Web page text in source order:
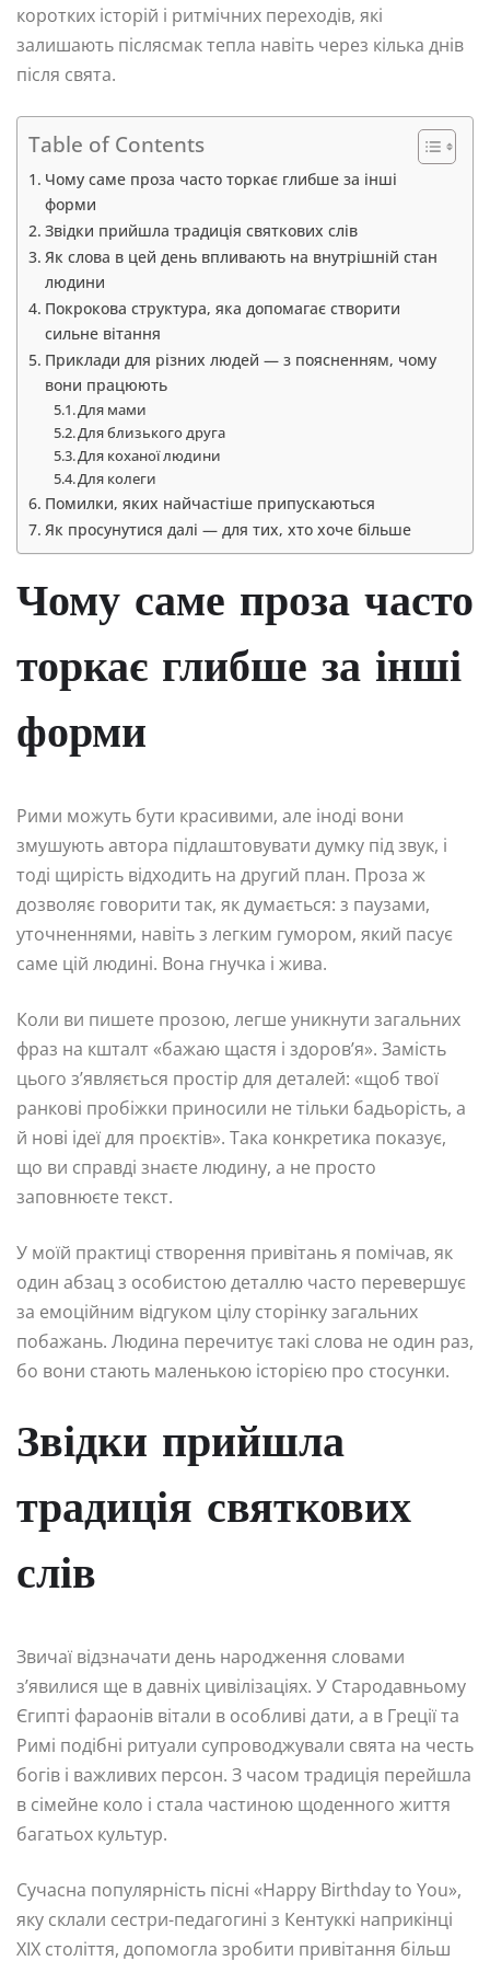
коротких історій і ритмічних переходів, які
залишають післясмак тепла навіть через кілька днів
після свята.
Table of Contents
Чому саме проза часто торкає глибше за інші
форми
Звідки прийшла традиція святкових слів
Як слова в цей день впливають на внутрішній стан
людини
Покрокова структура, яка допомагає створити
сильне вітання
Приклади для різних людей — з поясненням, чому
вони працюють
Для мами
Для близького друга
Для коханої людини
Для колеги
Помилки, яких найчастіше припускаються
Як просунутися далі — для тих, хто хоче більше
Чому саме проза часто
торкає глибше за інші
форми
Рими можуть бути красивими, але іноді вони
змушують автора підлаштовувати думку під звук, і
тоді щирість відходить на другий план. Проза ж
дозволяє говорити так, як думається: з паузами,
уточненнями, навіть з легким гумором, який пасує
саме цій людині. Вона гнучка і жива.
Коли ви пишете прозою, легше уникнути загальних
фраз на кшталт «бажаю щастя і здоров’я». Замість
цього з’являється простір для деталей: «щоб твої
ранкові пробіжки приносили не тільки бадьорість, а
й нові ідеї для проєктів». Така конкретика показує,
що ви справді знаєте людину, а не просто
заповнюєте текст.
У моїй практиці створення привітань я помічав, як
один абзац з особистою деталлю часто перевершує
за емоційним відгуком цілу сторінку загальних
побажань. Людина перечитує такі слова не один раз,
бо вони стають маленькою історією про стосунки.
Звідки прийшла
традиція святкових
слів
Звичаї відзначати день народження словами
з’явилися ще в давніх цивілізаціях. У Стародавньому
Єгипті фараонів вітали в особливі дати, а в Греції та
Римі подібні ритуали супроводжували свята на честь
богів і важливих персон. З часом традиція перейшла
в сімейне коло і стала частиною щоденного життя
багатьох культур.
Сучасна популярність пісні «Happy Birthday to You»,
яку склали сестри-педагогині з Кентуккі наприкінці
XIX століття, допомогла зробити привітання більш